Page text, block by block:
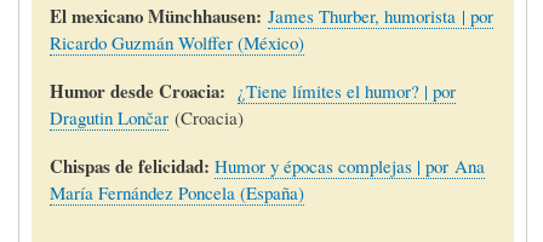
El mexicano Münchhausen: James Thurber, humorista | por
Ricardo Guzmán Wolffer (México)
Humor desde Croacia: ¿Tiene límites el humor? | por
Dragutin Lončar(Croacia)
Chispas de felicidad: Humor y épocas complejas | por Ana
María Fernández Poncela (España)